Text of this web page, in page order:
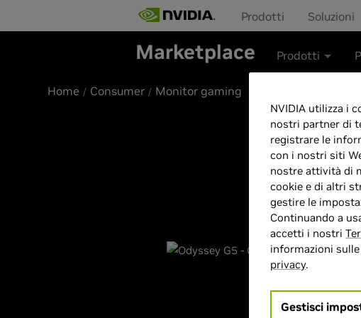
Prodotti Soluzioni
Marketplace Prodotti
Home Consumer Monitor gaming
NVIDIA utilizza i
nostri partner di
registrare le
con i nostri siti
nostre attività di
cookie e di altri
gestire le
Continuando a
accetti i nostri
informazioni
privacy.
Gestisci